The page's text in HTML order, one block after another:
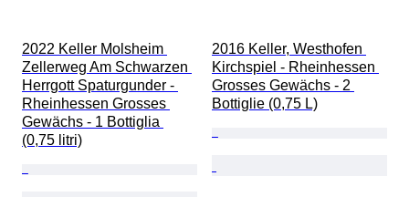
2022 Keller Molsheim
Zellerweg Am Schwarzen
Herrgott Spaturgunder -
Rheinhessen Grosses
Gewächs - 1 Bottiglia
(0,75 litri)
2016 Keller, Westhofen
Kirchspiel - Rheinhessen
Grosses Gewächs - 2
Bottiglie (0,75 L)